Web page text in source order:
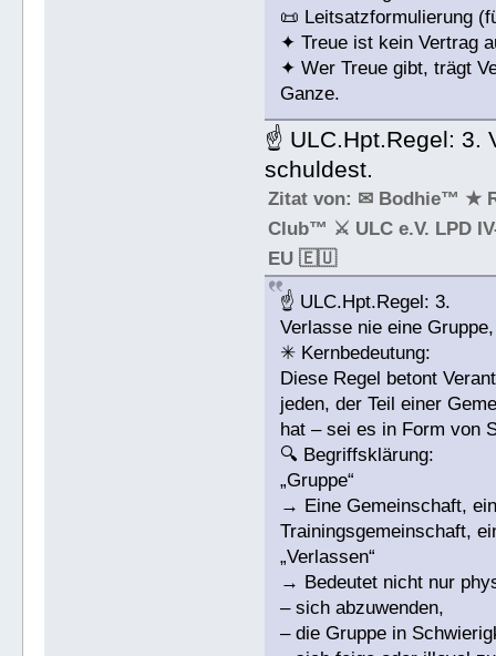
📜 Leitsatzformulierung
✦ Treue ist kein Vertrag
✦ Wer Treue gibt, trägt
Ganze.
☝ ULC.Hpt.Regel: 3.
schuldest.
Zitat von: ✉ Bodhie™ ★
Club™ ⚔ ULC e.V. LPD
EU 🇪🇺
☝ ULC.Hpt.Regel: 3.
Verlasse nie eine
✳ Kernbedeutung:
Diese Regel betont
jeden, der Teil einer
hat – sei es in Form von
🔍 Begriffsklärung:
„Gruppe“
→ Eine Gemeinschaft,
Trainingsgemeinschaft,
„Verlassen“
→ Bedeutet nicht nur
– sich abzuwenden,
– die Gruppe in